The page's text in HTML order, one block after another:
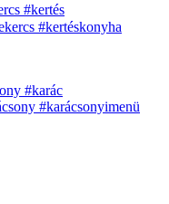
#kertés
#karác